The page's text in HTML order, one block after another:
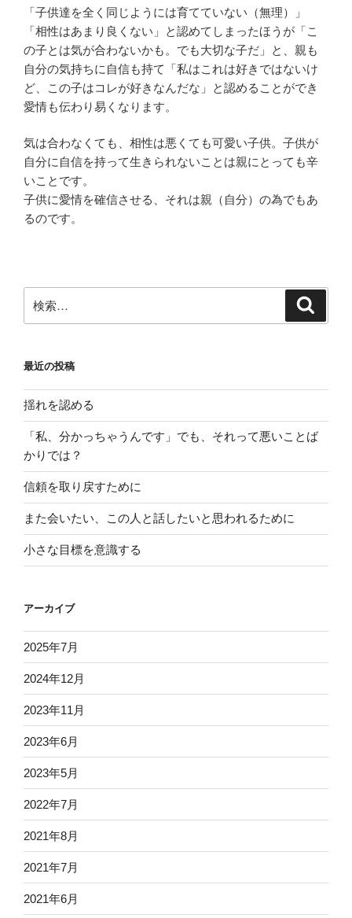
「子供達を全く同じようには育てていない（無理）」
「相性はあまり良くない」と認めてしまったほうが「こ
の子とは気が合わないかも。でも大切な子だ」と、親も
自分の気持ちに自信も持て「私はこれは好きではないけ
ど、この子はコレが好きなんだな」と認めることができ
愛情も伝わり易くなります。
気は合わなくても、相性は悪くても可愛い子供。子供が
自分に自信を持って生きられないことは親にとっても辛
いことです。
子供に愛情を確信させる、それは親（自分）の為でもあ
るのです。
索:
最近の投稿
揺れを認める
「私、分かっちゃうんです」でも、それって悪いことば
かりでは？
信頼を取り戻すために
また会いたい、この人と話したいと思われるために
小さな目標を意識する
アーカイブ
2025年7月
2024年12月
2023年11月
2023年6月
2023年5月
2022年7月
2021年8月
2021年7月
2021年6月